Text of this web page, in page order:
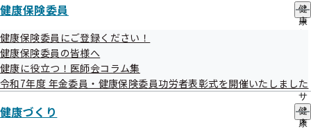
メ
ニ
ュ
健康保険委員
健
康
の
サ
ブ
メ
健康保険委員にご登録ください！
健康保険委員の皆様へ
健康に役立つ！医師会コラム集
令和7年度 年金委員・健康保険委員功労者表彰式を開催いたしました
健康づくり
健
康
健診実施機関一覧等
生活習慣病予防健診実施機関一覧（ご本人さ